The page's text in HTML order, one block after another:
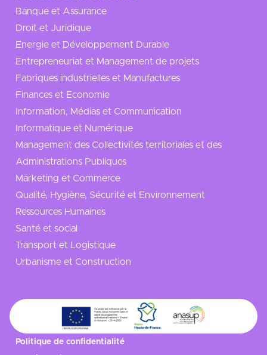
Banque et Assurance
Droit et Juridique
Energie et Développement Durable
Entrepreneuriat et Management de projets
Fabriques industrielles et Manufactures
Finances et Economie
Information, Médias et Communication
Informatique et Numérique
Management des Collectivités territoriales et des
Administrations Publiques
Marketing et Commerce
Qualité, Hygiène, Sécurité et Environnement
Ressources Humaines
Santé et social
Transport et Logistique
Urbanisme et Construction
Politique de confidentialité